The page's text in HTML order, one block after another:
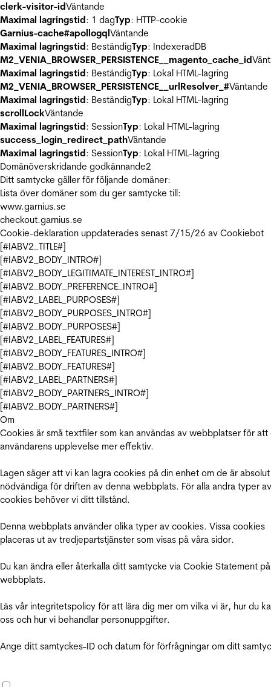
clerk-visitor-idVäntande
Maximal lagringstid: 1 dagTyp: HTTP-cookie
Garnius-cache#apollogqlVäntande
Maximal lagringstid: BeständigTyp: IndexeradDB
M2_VENIA_BROWSER_PERSISTENCE__magento_cache_id
Maximal lagringstid: BeständigTyp: Lokal HTML-lagring
M2_VENIA_BROWSER_PERSISTENCE__urlResolver_#Väntande
Maximal lagringstid: BeständigTyp: Lokal HTML-lagring
scrollLockVäntande
Maximal lagringstid: SessionTyp: Lokal HTML-lagring
success_login_redirect_pathVäntande
Maximal lagringstid: SessionTyp: Lokal HTML-lagring
Domänöverskridande godkännande2
Ditt samtycke gäller för följande domäner:
Lista över domäner som du ger samtycke till:
www.garnius.se
checkout.garnius.se
Cookie-deklaration uppdaterades senast 7/15/26 av Cookiebot
[#IABV2_TITLE#]
[#IABV2_BODY_INTRO#]
[#IABV2_BODY_LEGITIMATE_INTEREST_INTRO#]
[#IABV2_BODY_PREFERENCE_INTRO#]
[#IABV2_LABEL_PURPOSES#]
[#IABV2_BODY_PURPOSES_INTRO#]
[#IABV2_BODY_PURPOSES#]
[#IABV2_LABEL_FEATURES#]
[#IABV2_BODY_FEATURES_INTRO#]
[#IABV2_BODY_FEATURES#]
[#IABV2_LABEL_PARTNERS#]
[#IABV2_BODY_PARTNERS_INTRO#]
[#IABV2_BODY_PARTNERS#]
Om
Cookies är små textfiler som kan användas av webbplatser för att
användarens upplevelse mer effektiv.
Lagen säger att vi kan lagra cookies på din enhet om de är absolut
nödvändiga för driften av denna webbplats. För alla andra typer av
cookies behöver vi ditt tillstånd.
Denna webbplats använder olika typer av cookies. Vissa cookies
placeras ut av tredjepartstjänster som visas på våra sidor.
Du kan ändra eller återkalla ditt samtycke via Cookie Statement
webbplats.
Läs vår integritetspolicy för att lära dig mer om vilka vi är, hur du
oss och hur vi behandlar personuppgifter.
Ange ditt samtyckes-ID och datum för förfrågningar om ditt